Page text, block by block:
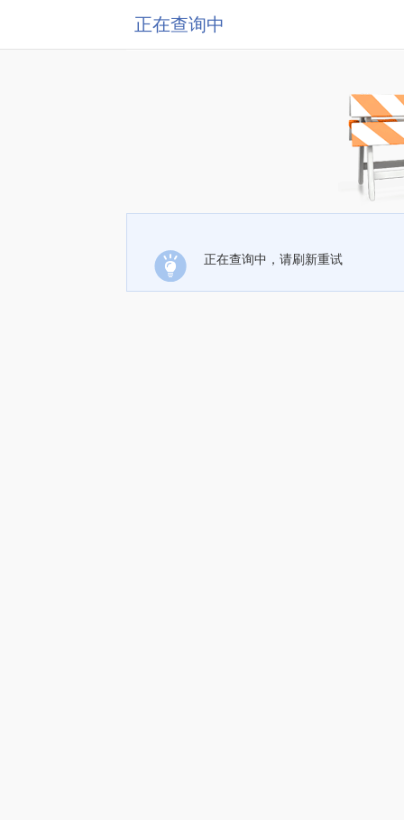
正在查询中
正在查询中，请刷新重试